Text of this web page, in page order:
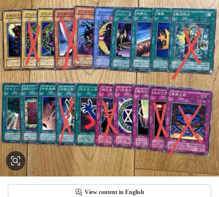
View content in English